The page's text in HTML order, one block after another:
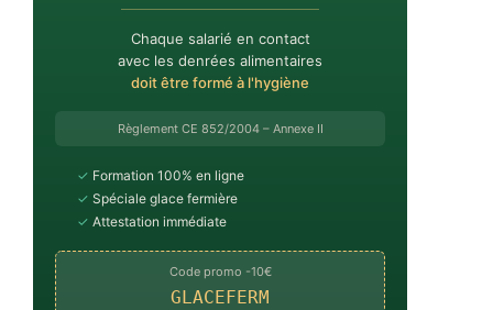
Chaque salarié en contact
avec les denrées alimentaires
doit être formé à l'hygiène
Règlement CE 852/2004 – Annexe II
✓ Formation 100% en ligne
✓ Spéciale glace fermière
✓ Attestation immédiate
Code promo -10€
GLACEFERM